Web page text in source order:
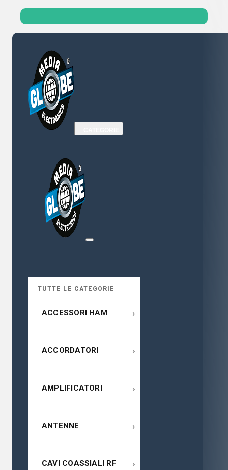
TUTTE LE CATEGORIE
ACCESSORI HAM ›
ACCORDATORI ›
AMPLIFICATORI ›
ANTENNE ›
CAVI COASSIALI RF ›